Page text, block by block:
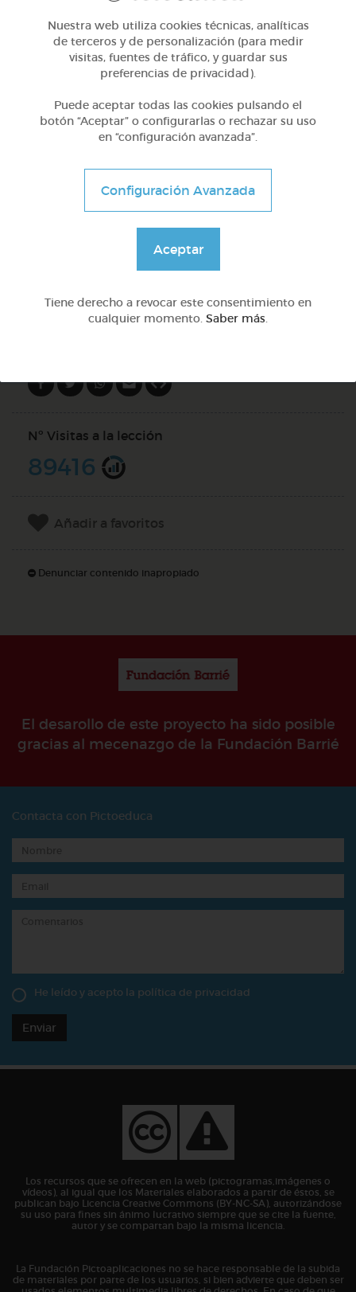
Otros
Sílabas trabadas
DOCS (2)
Nº Visitas a la lección
89416
Añadir a favoritos
Denunciar contenido inapropiado
El desarollo de este proyecto ha sido posible
gracias al mecenazgo de la Fundación Barrié
Contacta con Pictoeduca
He leído y acepto la política de privacidad
Enviar
Los recursos que se ofrecen en la web (pictogramas,imágenes o
vídeos), al igual que los Materiales elaborados a partir de éstos, se
publican bajo Licencia Creative Commons (BY-NC-SA), autorizándose
su uso para fines sin ánimo lucrativo siempre que se cite la fuente,
autor y se compartan bajo la misma licencia.
La Fundación Pictoaplicaciones no se hace responsable de la subida
de materiales por parte de los usuarios, si bien advierte que deben ser
Nuestra web utiliza cookies técnicas, analíticas
de terceros y de personalización (para medir
visitas, fuentes de tráfico, y guardar sus
preferencias de privacidad).
Puede aceptar todas las cookies pulsando el
botón “Aceptar” o configurarlas o rechazar su uso
en “configuración avanzada”.
Configuración Avanzada
Aceptar
Tiene derecho a revocar este consentimiento en
cualquier momento. Saber más.